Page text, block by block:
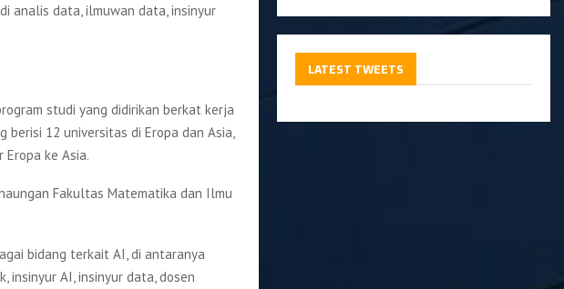
analis data, ilmuwan data, insinyur
studi yang didirikan berkat kerja
berisi 12 universitas di Eropa dan Asia,
ke Asia.
Fakultas Matematika dan Ilmu
bidang terkait AI, di antaranya
insinyur AI, insinyur data, dosen
LATEST TWEETS